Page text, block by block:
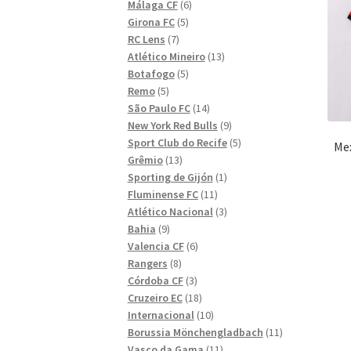
Málaga CF 66
produkter
Girona FC 55
RC Lens 77
produkter
Atlético Mineiro 1313
Botafogo 55
Remo 55
produkter
São Paulo FC 1414
produkter
New York Red Bulls 99
produkter
Sport Club do Recife 55
Grêmio 1313
produkter
Sporting de Gijón 11
Fluminense FC 1111
produkter
Atlético Nacional 33
Bahia 99
produkter
Valencia CF 66
Rangers 88
produkter
Córdoba CF 33
produkter
Cruzeiro EC 1818
produkter
Internacional 1010
produkter
Borussia Mönchengladbach 1111